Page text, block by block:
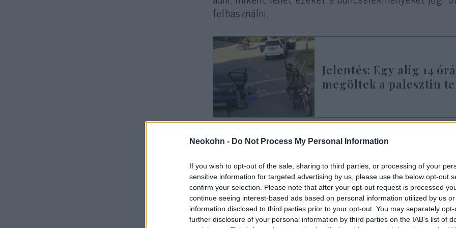
Neokohn - Do Not Process My Personal Information
If you wish to opt-out of the sale, sharing to third parties, or processing of your
sensitive information for targeted advertising by us, please use the below opt-out
confirm your selection. Please note that after your opt-out request is processed
continue seeing interest-based ads based on personal information utilized by us
information disclosed to third parties prior to your opt-out. You may separately
further disclosure of your personal information by third parties on the IAB’s list of
felhasználni.
Jelentés: Egy alig 14
megöltek a palesztin
A kérdés már közvetlenül a mészárlás után
helyszínek egy részét felégették vagy
dokumentáció sok esetben hiányos maradt, a
állapotban voltak, csak részleteket láttak, vagy
A jelentés szerint a megoldást egy olyan bizonyítási
egyetlen tanúvallomásra, videóra vagy igazságügyi